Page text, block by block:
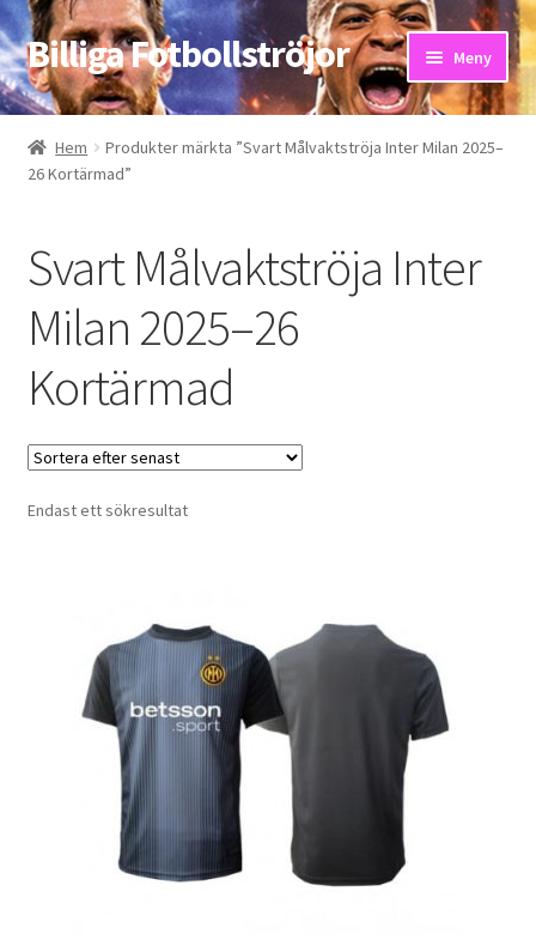
Hoppa
till
navigering
Hoppa
till
innehåll
Billiga Fotbollströjor Meny
Hem
Bloggar
Kassa
Kontakta oss
Hem
Produkter märkta ”Svart Målvaktströja Inter Milan 2025–
26 Kortärmad”
Svart Målvaktströja Inter
Milan 2025–26
Kortärmad
Endast ett sökresultat